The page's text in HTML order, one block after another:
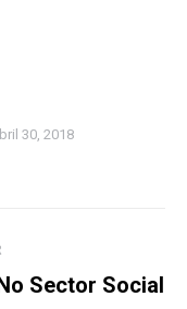
30, 2018
Sector Social